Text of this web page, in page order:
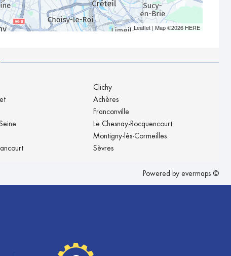
Leaflet| Map ©2026 HERE
Clichy
Achères
Franconville
Le Chesnay-Rocquencourt
Montigny-lès-Cormeilles
Sèvres
Powered by evermaps ©